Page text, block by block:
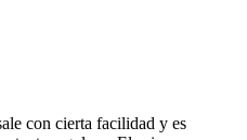
con cierta facilidad y es